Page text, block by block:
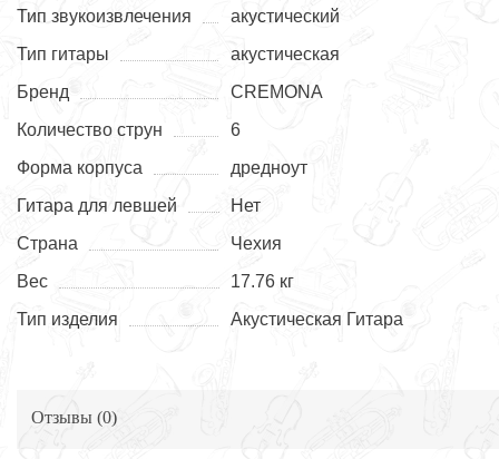
Тип звукоизвлечения
акустический
Тип гитары
акустическая
Бренд
CREMONA
Количество струн
6
Форма корпуса
дредноут
Гитара для левшей
Нет
Страна
Чехия
Вес
17.76 кг
Тип изделия
Акустическая Гитара
Отзывы (0)